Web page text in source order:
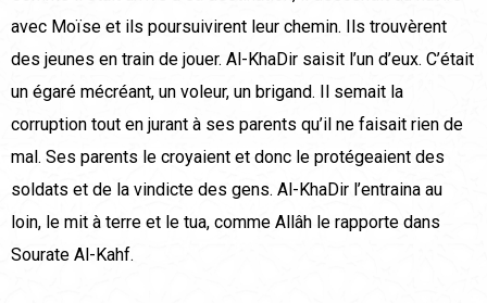
avec Moïse et ils poursuivirent leur chemin. Ils trouvèrent
des jeunes en train de jouer. Al-KhaDir saisit l’un d’eux. C’était
un égaré mécréant, un voleur, un brigand. Il semait la
corruption tout en jurant à ses parents qu’il ne faisait rien de
mal. Ses parents le croyaient et donc le protégeaient des
soldats et de la vindicte des gens. Al-KhaDir l’entraina au
loin, le mit à terre et le tua, comme Allâh le rapporte dans
Sourate Al-Kahf.